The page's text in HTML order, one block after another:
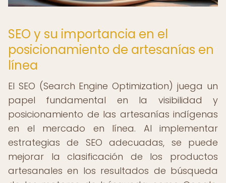
SEO y su importancia en el
posicionamiento de artesanías en
línea
El SEO (Search Engine Optimization) juega un
papel fundamental en la visibilidad y
posicionamiento de las artesanías indígenas
en el mercado en línea. Al implementar
estrategias de SEO adecuadas, se puede
mejorar la clasificación de los productos
artesanales en los resultados de búsqueda